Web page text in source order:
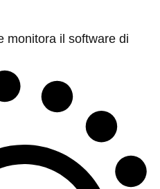
monitora il software di